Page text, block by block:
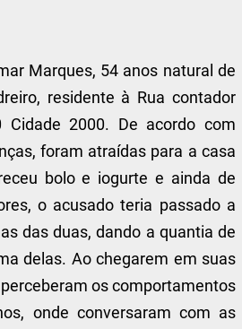
Marques, 54 anos natural de
residente à Rua contador
Cidade 2000. De acordo com
foram atraídas para a casa
bolo e iogurte e ainda de
o acusado teria passado a
das duas, dando a quantia de
delas. Ao chegarem em suas
os comportamentos
onde conversaram com as